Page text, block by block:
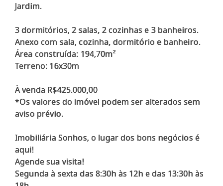
Jardim.
3 dormitórios, 2 salas, 2 cozinhas e 3 banheiros.
Anexo com sala, cozinha, dormitório e banheiro.
Área construída: 194,70m²
Terreno: 16x30m
À venda R$425.000,00
*Os valores do imóvel podem ser alterados sem
aviso prévio.
Imobiliária Sonhos, o lugar dos bons negócios é
aqui!
Agende sua visita!
Segunda à sexta das 8:30h às 12h e das 13:30h às